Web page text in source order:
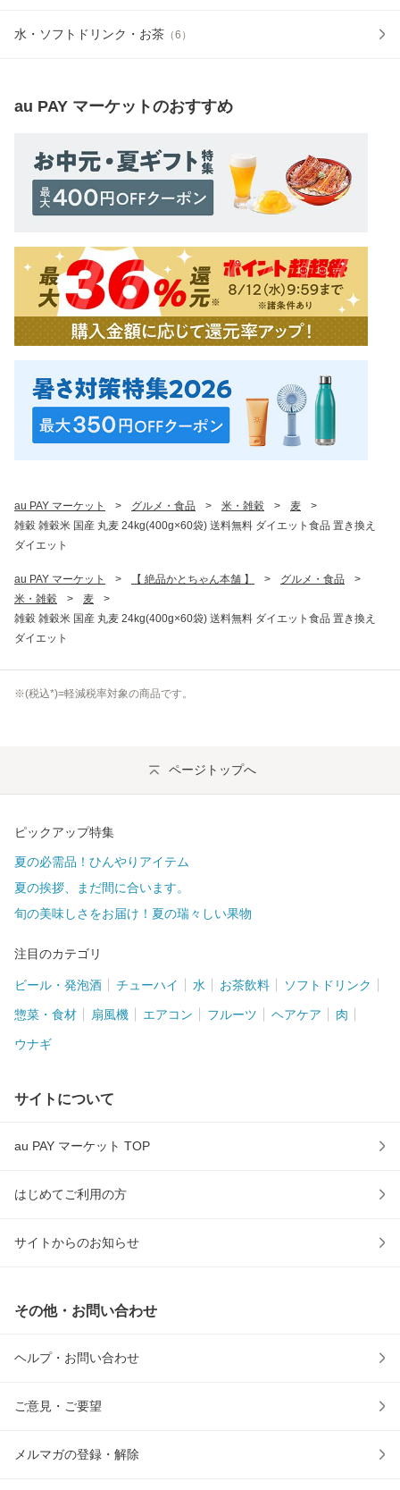
水・ソフトドリンク・お茶 （6 ）
au PAY マーケットのおすすめ
au PAY マーケット > グルメ・食品 > 米・雑穀 > 麦
>
雑穀 雑穀米 国産 丸麦 24kg(400g×60袋) 送料無料 ダイエット食品 置き換え
ダイエット
au PAY マーケット > 【 絶品かとちゃん本舗 】 > グルメ・食品
>
米・雑穀
> 麦
>
雑穀 雑穀米 国産 丸麦 24kg(400g×60袋) 送料無料 ダイエット食品 置き換え
ダイエット
※(税込*)=軽減税率対象の商品です。
ページトップへ
ピックアップ特集
夏の必需品！ひんやりアイテム
夏の挨拶、まだ間に合います。
旬の美味しさをお届け！夏の瑞々しい果物
注目のカテゴリ
ビール・発泡酒 チューハイ 水 お茶飲料 ソフトドリンク
惣菜・食材 扇風機 エアコン フルーツ ヘアケア 肉
ウナギ
サイトについて
au PAY マーケット TOP
はじめてご利用の方
サイトからのお知らせ
その他・お問い合わせ
ヘルプ・お問い合わせ
ご意見・ご要望
メルマガの登録・解除